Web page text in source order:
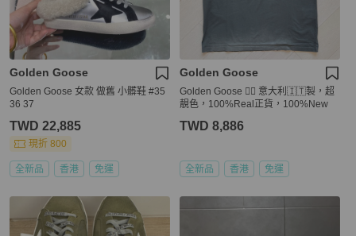
Golden Goose
Golden Goose 女款 做舊 小髒鞋 #35
36 37
TWD 22,885
現折 800
全新品 香港 免運
Golden Goose
Golden Goose 👍🏻 意大利🇮🇹製，超
靚色，100%Real正貨，100%New
TWD 8,886
全新品 香港 免運